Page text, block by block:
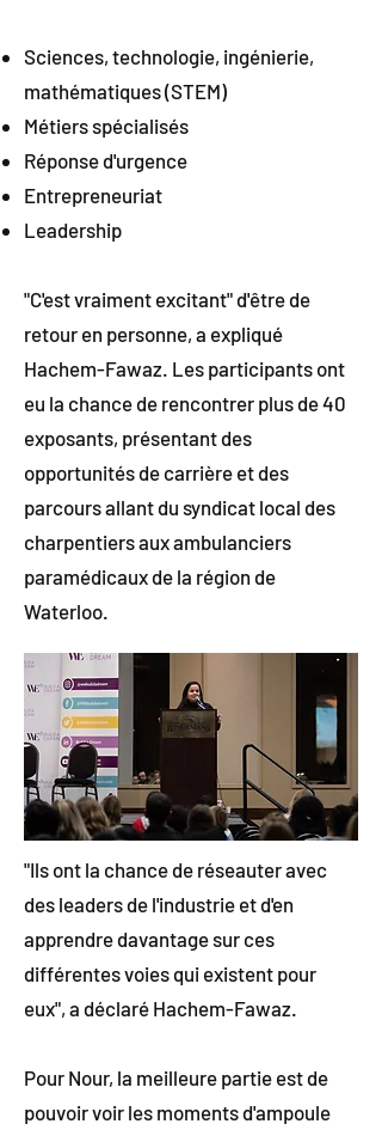
Sciences, technologie, ingénierie,
mathématiques (STEM)
Métiers spécialisés
Réponse d'urgence
Entrepreneuriat
Leadership
"C'est vraiment excitant" d'être de
retour en personne, a expliqué
Hachem-Fawaz. Les participants ont
eu la chance de rencontrer plus de 40
exposants, présentant des
opportunités de carrière et des
parcours allant du syndicat local des
charpentiers aux ambulanciers
paramédicaux de la région de
Waterloo.
"Ils ont la chance de réseauter avec
des leaders de l'industrie et d'en
apprendre davantage sur ces
différentes voies qui existent pour
eux", a déclaré Hachem-Fawaz.
Pour Nour, la meilleure partie est de
pouvoir voir les moments d'ampoule